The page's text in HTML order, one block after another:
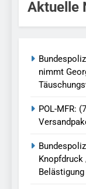
Aktuelle
nimmt
POL-MFR:
Belästigung